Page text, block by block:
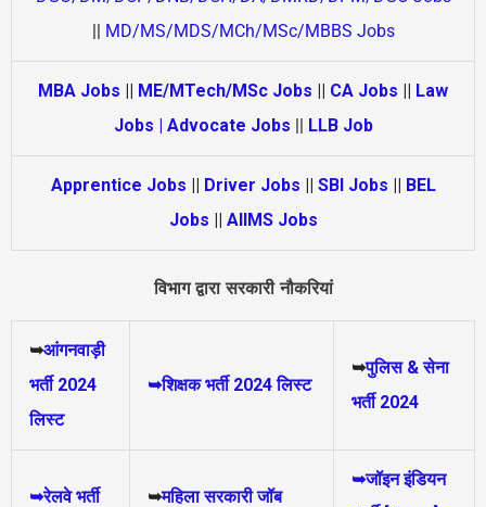
|| MD/MS/MDS/MCh/MSc/MBBS Jobs
MBA Jobs || ME/MTech/MSc Jobs || CA Jobs || Law
Jobs | Advocate Jobs || LLB Job
Apprentice Jobs || Driver Jobs || SBI Jobs || BEL
Jobs || AIIMS Jobs
विभाग द्वारा सरकारी नौकरियां
➥आंगनवाड़ी
भर्ती 2024
लिस्ट
➥शिक्षक भर्ती 2024 लिस्ट
➥पुलिस & सेना
भर्ती 2024
➥रेलवे भर्ती
➥महिला सरकारी जॉब
➥जॉइन इंडियन